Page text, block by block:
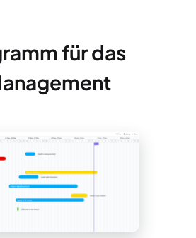
für das